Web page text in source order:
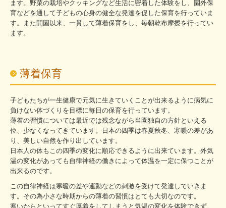
ます。野菜の栽培やクッキングなど生活に密着した体験をし、園外保
育などを通して子どもの心身の健全な発達を促した保育を行っていま
す。また開園以来、一貫して薄着保育をし、毎朝乾布摩擦を行ってい
ます。
薄着保育
子どもたちが一生健康で元気に生きていくことが出来るように病気に
負けない体づくりを目標に毎日の保育を行っています。
薄着の習慣については最近では残念ながら当園独自の方針といえる
位、少なくなってきています。日本の四季は春夏秋冬、寒暖の差があ
り、美しい自然を作り出しています。
日本人の体もこの四季の変化に順応できるように出来ています。外気
温の変化があっても自律神経の働きによって体温を一定に保つことが
出来るのです。
この自律神経は寒暖の差や運動などの刺激を受けて発達していきま
す。その為小さな時期からの薄着の習慣はとても大切なのです。
寒いからといってすぐ厚着をしてしまうと気温の変化を体験できず、